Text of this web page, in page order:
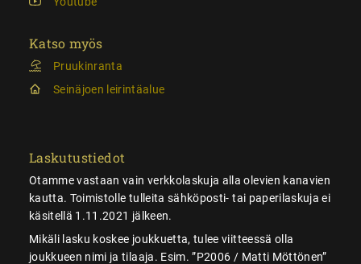
Katso myös
Pruukinranta
Seinäjoen leirintäalue
Laskutustiedot
Otamme vastaan vain verkkolaskuja alla olevien kanavien
kautta. Toimistolle tulleita sähköposti- tai paperilaskuja ei
käsitellä 1.11.2021 jälkeen.
Mikäli lasku koskee joukkuetta, tulee viitteessä olla
joukkueen nimi ja tilaaja. Esim. ”P2006 / Matti Möttönen”